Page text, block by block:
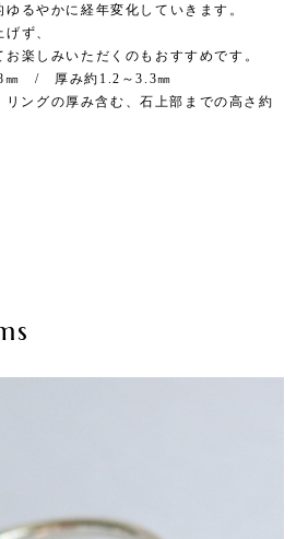
るやかに経年変化していきます。
ず、
楽しみいただくのもおすすめです。
㎜ / 厚み約1.2～3.3㎜
グの厚み含む、石上部までの高さ約